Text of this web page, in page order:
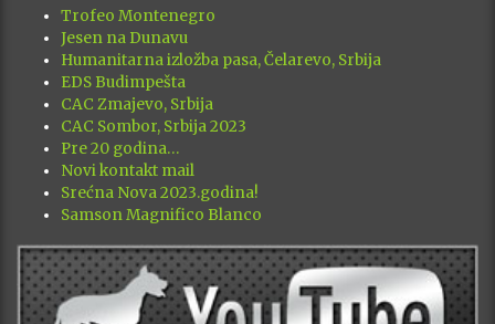
Trofeo Montenegro
Jesen na Dunavu
Humanitarna izložba pasa, Čelarevo, Srbija
EDS Budimpešta
CAC Zmajevo, Srbija
CAC Sombor, Srbija 2023
Pre 20 godina…
Novi kontakt mail
Srećna Nova 2023.godina!
Samson Magnifico Blanco